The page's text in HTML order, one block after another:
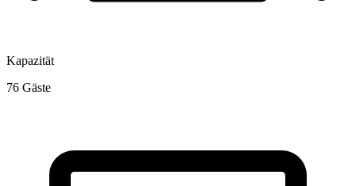
Kapazität
76 Gäste